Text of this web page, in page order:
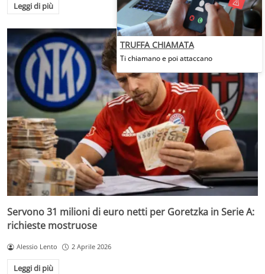
Leggi di più
Servono 31 milioni di euro netti per Goretzka in Serie A:
richieste mostruose
Alessio Lento 2 Aprile 2026
Leggi di più
TRUFFA CHIAMATA
Ti chiamano e poi attaccano